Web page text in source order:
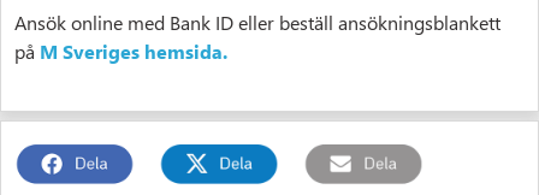
Ansök online med Bank ID eller beställ ansökningsblankett
på M Sveriges hemsida.